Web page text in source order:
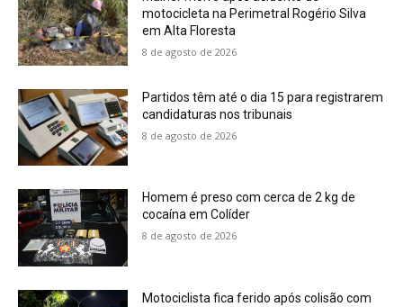
motocicleta na Perimetral Rogério Silva
em Alta Floresta
8 de agosto de 2026
Partidos têm até o dia 15 para registrarem
candidaturas nos tribunais
8 de agosto de 2026
Homem é preso com cerca de 2 kg de
cocaína em Colíder
8 de agosto de 2026
Motociclista fica ferido após colisão com